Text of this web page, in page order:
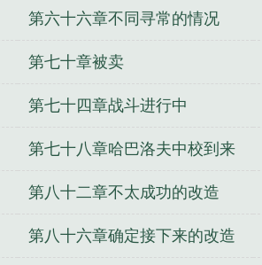
悲
第六十六章不同寻常的情况
第七十章被卖
第七十四章战斗进行中
第七十八章哈巴洛夫中校到来
第八十二章不太成功的改造
第八十六章确定接下来的改造